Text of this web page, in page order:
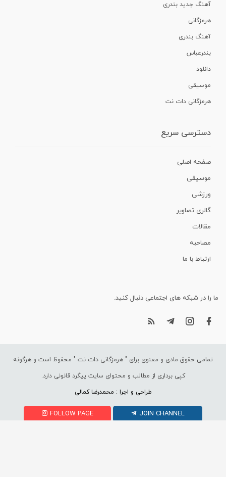
آهنگ جدید بندری
هرمزگانی
آهنگ بندری
بندرعباس
دانلود
موسیقی
هرمزگانی دات نت
دسترسی سریع
صفحه اصلی
موسیقی
ورزشی
گالری تصاویر
مقالات
مصاحبه
ارتباط با ما
ما را در شبکه های اجتماعی دنبال کنید.
تمامی حقوق مادی و معنوی برای " هرمزگانی دات نت " محفوظ است و هرگونه
کپی برداری از مطالب و محتوای سایت پیگرد قانونی دارد.
طراحی و اجرا : محمدرضا کمالی
FOLLOW PAGE JOIN CHANNEL